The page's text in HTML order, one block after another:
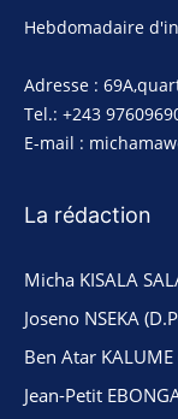
Hebdomadaire
Adresse :
Tel.: +243
E-mail :
La rédaction
Micha KISALA
Joseno NSEKA
Ben Atar
Jean-Petit